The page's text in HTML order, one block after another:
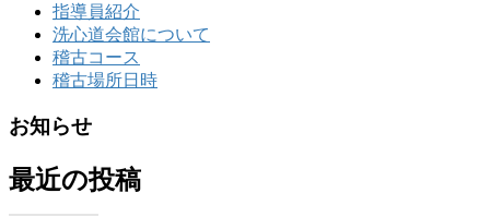
指導員紹介
洗心道会館について
稽古コース
稽古場所日時
お知らせ
最近の投稿